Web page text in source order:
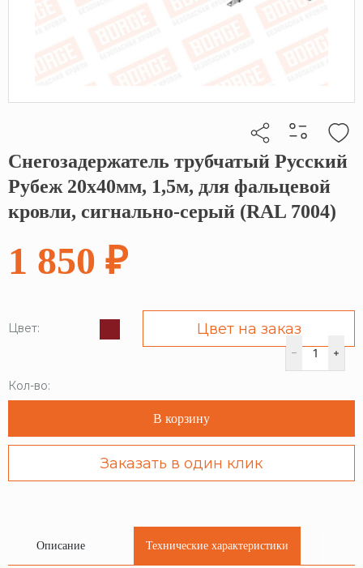
Кликните, чтобы скопировать прямую ссылку
Снегозадержатель трубчатый Русский
Рубеж 20х40мм, 1,5м, для фальцевой
кровли, сигнально-серый (RAL 7004)
1 850 ₽
Цвет: Цвет на заказ
Кол-во:
В корзину
Заказать в один клик
Описание Технические характеристики